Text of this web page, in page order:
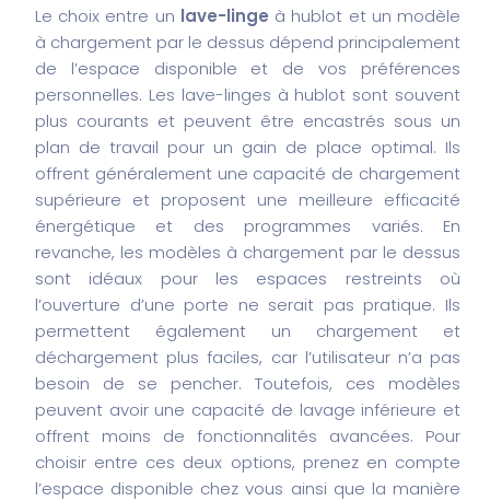
Le choix entre un lave-linge à hublot et un modèle
à chargement par le dessus dépend principalement
de l’espace disponible et de vos préférences
personnelles. Les lave-linges à hublot sont souvent
plus courants et peuvent être encastrés sous un
plan de travail pour un gain de place optimal. Ils
offrent généralement une capacité de chargement
supérieure et proposent une meilleure efficacité
énergétique et des programmes variés. En
revanche, les modèles à chargement par le dessus
sont idéaux pour les espaces restreints où
l’ouverture d’une porte ne serait pas pratique. Ils
permettent également un chargement et
déchargement plus faciles, car l’utilisateur n’a pas
besoin de se pencher. Toutefois, ces modèles
peuvent avoir une capacité de lavage inférieure et
offrent moins de fonctionnalités avancées. Pour
choisir entre ces deux options, prenez en compte
l’espace disponible chez vous ainsi que la manière